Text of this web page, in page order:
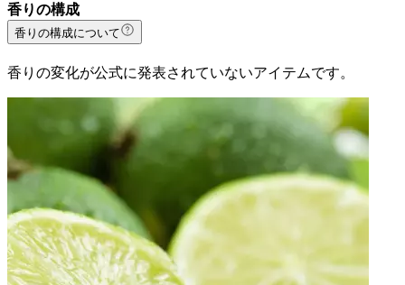
香りの構成
香りの構成について
香りの変化が公式に発表されていないアイテムです。